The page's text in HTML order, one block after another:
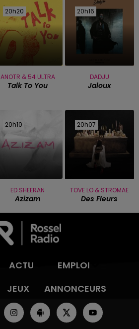
20h20
20h20
ANOTR & 54 ULTRA
Talk To You
20h16
20h16
DADJU
Jaloux
20h10
20h10
ED SHEERAN
Azizam
20h07
20h07
TOVE LO & STROMAE
Des Fleurs
ACTU
EMPLOI
JEUX ANNONCEURS